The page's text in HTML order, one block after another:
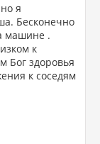
я
Бесконечно
машине .
к
Бог здоровья
к соседям